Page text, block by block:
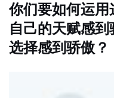
你们要如何运
自己的天赋感
选择感到骄傲？